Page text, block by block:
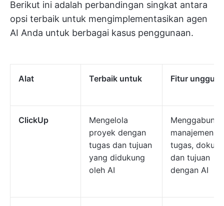
Berikut ini adalah perbandingan singkat antara
opsi terbaik untuk mengimplementasikan agen
AI Anda untuk berbagai kasus penggunaan.
Alat Terbaik untuk Fitur
ClickUp
Mengelola
proyek dengan
tugas dan tujuan
yang didukung
oleh AI
manajemen
tugas,
dan tujuan
dengan AI